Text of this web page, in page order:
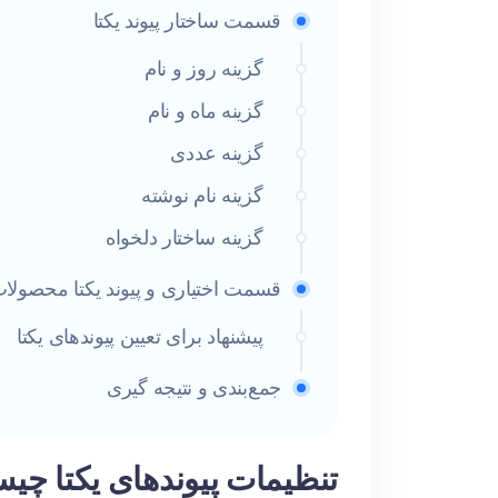
قسمت ساختار پیوند یکتا
گزینه روز و نام
گزینه ماه و نام
گزینه عددی
گزینه نام نوشته
گزینه ساختار دلخواه
قسمت اختیاری و پیوند یکتا
پیشنهاد برای تعیین پیوندهای یکتا
جمع‌بندی و نتیجه گیری
تنظیمات پیوندهای یکتا